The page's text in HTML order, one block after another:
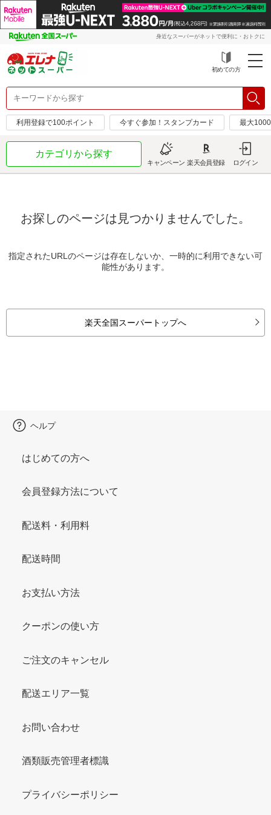
身近なスーパーがネットで便利に・おトクに
初めての方
利用登録で100ポイント 今すぐ参加！スタンプカード 最大
カテゴリから探す
キャンペーン 楽天会員登録 ログイン
お探しのページは見つかりませんでした。
指定されたURLのページは存在しないか、一時的に利用できない可
能性があります。
楽天全国スーパートップへ
ヘルプ
はじめての方へ
会員登録方法について
配送料・利用料
配送時間
お支払い方法
クーポンの使い方
ご注文のキャンセル
配送エリア一覧
お問い合わせ
酒類販売管理者標識
プライバシーポリシー